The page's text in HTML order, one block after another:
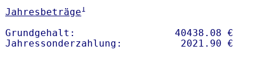
Jahresbeträge1
Grundgehalt:                 40438.08 €